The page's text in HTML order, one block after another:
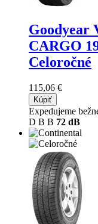
Goodyear
CARGO
Celoročné
115,06 €
Kúpiť
Expedujeme
D B B 72 dB